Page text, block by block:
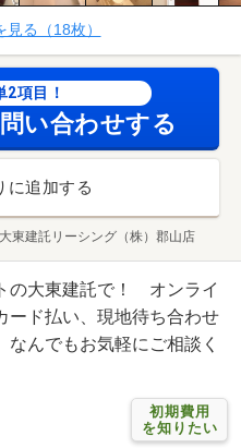
る（18枚）
2項目！
い合わせする
に追加する
東建託リーシング（株）郡山店
の大東建託で！ オンライ
ード払い、現地待ち合わせ
んでもお気軽にご相談く
初期費用
を知りたい